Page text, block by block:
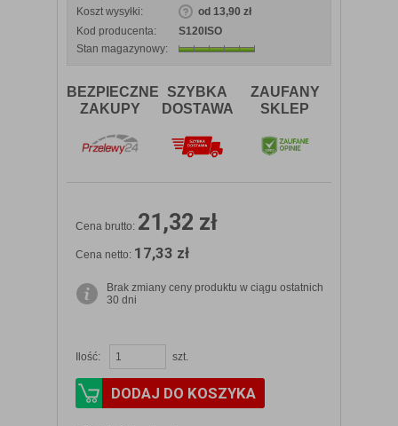
Koszt wysyłki:
od 13,90 zł
Kod producenta:
S120ISO
Stan magazynowy:
BEZPIECZNE
ZAKUPY
SZYBKA
DOSTAWA
ZAUFANY
SKLEP
Cena brutto: 21,32 zł
Cena netto: 17,33 zł
Brak zmiany ceny produktu w ciągu ostatnich
30 dni
Ilość: szt.
DODAJ DO KOSZYKA